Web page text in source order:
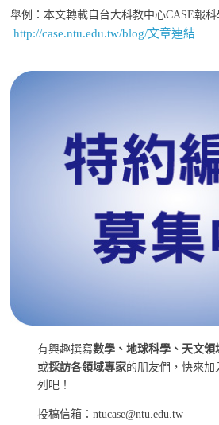
舉例：本文轉載自台大科教中心CASE報
http://case.ntu.edu.tw/blog/文章連結
有興趣撰寫數學、地球科學、天文領
或採訪各領域專家的朋友們，快來加
列吧！
投稿信箱：ntucase@ntu.edu.tw